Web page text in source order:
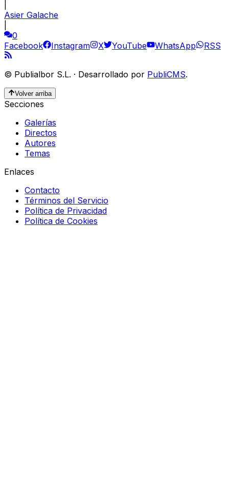
Asier Galache
0
Facebook
Instagram X YouTube WhatsApp RSS
© Publialbor S.L. · Desarrollado por PubliCMS.
Volver arriba
Secciones
Galerías
Directos
Autores
Temas
Enlaces
Contacto
Términos del Servicio
Política de Privacidad
Política de Cookies